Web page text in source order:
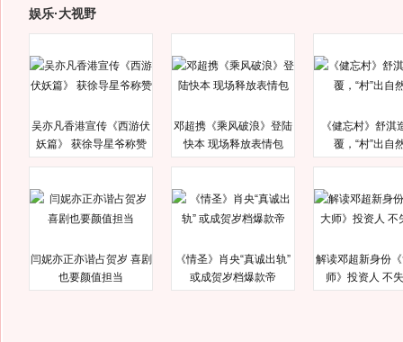
娱乐·大视野
吴亦凡香港宣传《西游伏
妖篇》 获徐导星爷称赞
邓超携《乘风破浪》登陆
快本 现场释放表情包
《健忘村》舒淇
覆，“村”出自
闫妮亦正亦谐占贺岁 喜剧
也要颜值担当
《情圣》肖央“真诚出轨”
或成贺岁档爆款帝
解读邓超新身份
师》投资人 不